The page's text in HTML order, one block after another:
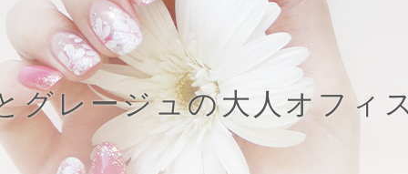
グレージュの大人オフィ